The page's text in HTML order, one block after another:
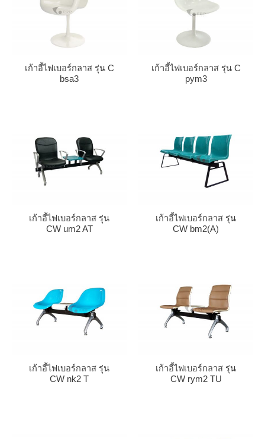
เก้าอี้ไฟเบอร์กลาส รุ่น C
bsa3
เก้าอี้ไฟเบอร์กลาส รุ่น C
pym3
เก้าอี้ไฟเบอร์กลาส รุ่น
CW um2 AT
เก้าอี้ไฟเบอร์กลาส รุ่น
CW bm2(A)
เก้าอี้ไฟเบอร์กลาส รุ่น
CW nk2 T
เก้าอี้ไฟเบอร์กลาส รุ่น
CW rym2 TU